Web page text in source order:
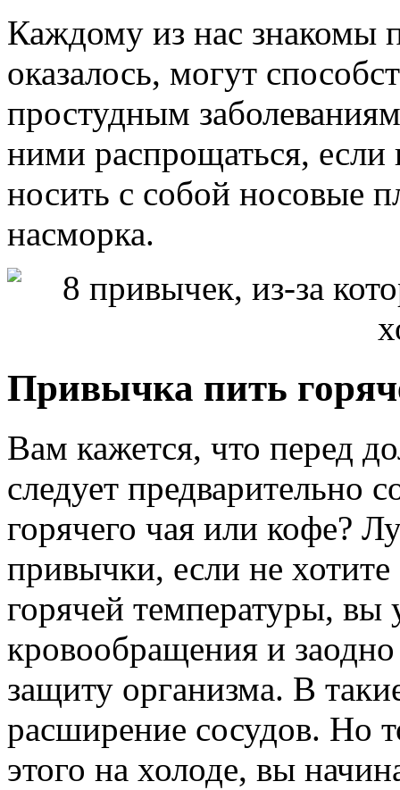
Каждому из нас знакомы
оказалось, могут
простудным
ними распрощаться, если
носить с собой носовые
насморка.
Привычка пить
Вам кажется, что перед
следует предварительно
горячего чая или кофе?
привычки, если не
горячей температуры, вы
кровообращения и
защиту организма. В
расширение сосудов. Но
этого на холоде, вы